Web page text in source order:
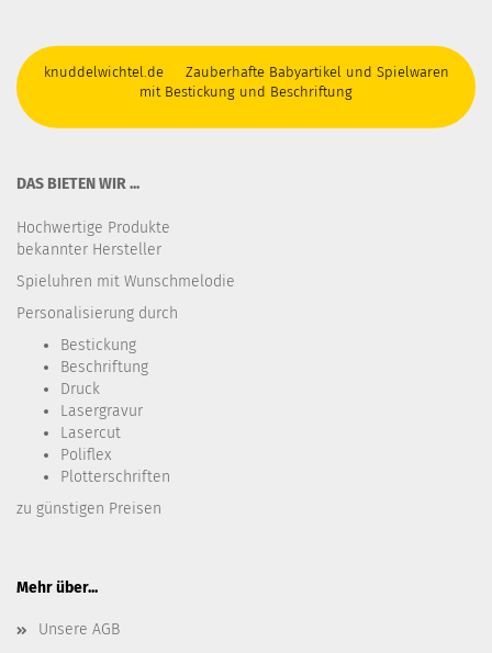
knuddelwichtel.de Zauberhafte Babyartikel und Spielwaren
mit Bestickung und Beschriftung
DAS BIETEN WIR ...
Hochwertige Produkte
bekannter Hersteller
Spieluhren mit Wunschmelodie
Personalisierung durch
Bestickung​
Beschriftung
Druck
Lasergravur
Lasercut
Poliflex
Plotterschriften
zu günstigen Preisen
Mehr über...
Unsere AGB